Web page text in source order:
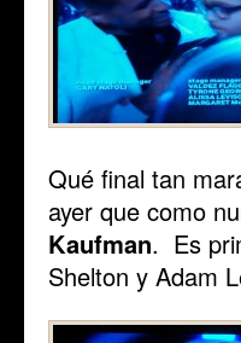
Qué final tan
ayer que como
Kaufman. Es
Shelton y Adam